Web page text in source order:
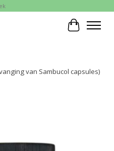
van Sambucol capsules)